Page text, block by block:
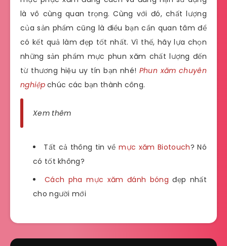
là vô cùng quan trọng. Cùng với đó, chất lượng
của sản phẩm cũng là điều bạn cần quan tâm để
có kết quả làm đẹp tốt nhất. Vì thế, hãy lựa chọn
những sản phẩm mực phun xăm chất lượng đến
từ thương hiệu uy tín bạn nhé! Phun xăm chuyên
nghiệpchúc các bạn thành công.
Xem thêm
Tất cả thông tin vềmực xăm Biotouch? Nó
có tốt không?
Cách pha mực xăm đánh bóng đẹp nhất
cho người mới